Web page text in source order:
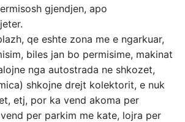
gjendjen, apo
qe eshte zona me e ngarkuar,
biles jan bo permisime, makinat
nga autostrada ne shkozet,
shkojne drejt kolektorit, e nuk
etj, por ka vend akoma per
per parkim me kate, lojra per